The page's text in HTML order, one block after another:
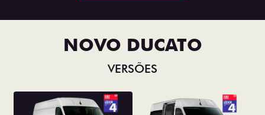
NOVO DUCATO
VERSÕES